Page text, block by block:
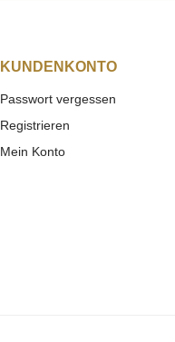
KUNDENKONTO
Passwort vergessen
Registrieren
Mein Konto